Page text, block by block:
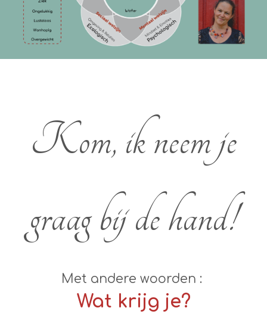
Kom, ik neem je
graag bij de hand!
Met andere woorden :
Wat krijg je?